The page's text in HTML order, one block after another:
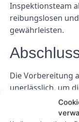
Inspektionsteam
reibungslosen
gewährleisten.
Die Vorbereitung
unerlässlich, um
Container zu
Leitfaden